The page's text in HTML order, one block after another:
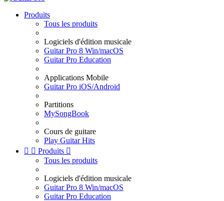
Produits
Tous les produits
Logiciels d'édition musicale
Guitar Pro 8 Win/macOS
Guitar Pro Education
Applications Mobile
Guitar Pro iOS/Android
Partitions
MySongBook
Cours de guitare
Play Guitar Hits
  Produits 
Tous les produits
Logiciels d'édition musicale
Guitar Pro 8 Win/macOS
Guitar Pro Education